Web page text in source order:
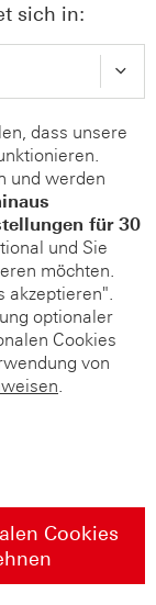
sich in:
dass unsere
und werden
für 30
und Sie
möchten.
akzeptieren".
optionaler
Cookies
von
.
Cookies